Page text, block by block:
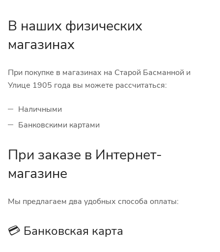
В наших физических
магазинах
При покупке в магазинах на Старой Басманной и
Улице 1905 года вы можете рассчитаться:
Наличными
Банковскими картами
При заказе в Интернет-
магазине
Мы предлагаем два удобных способа оплаты:
💳 Банковская карта